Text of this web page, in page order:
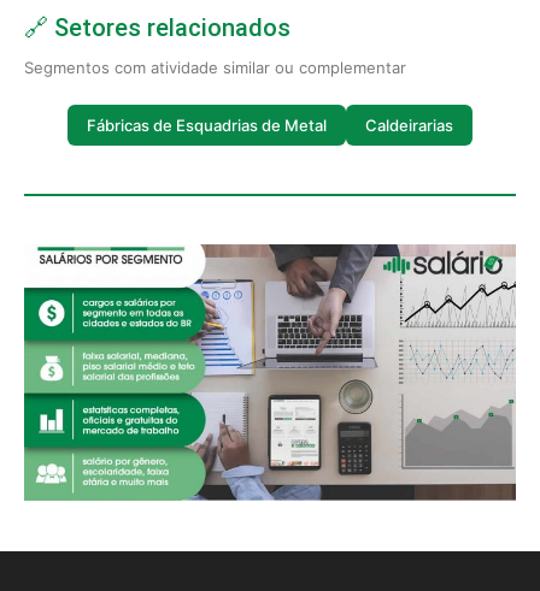
🔗 Setores relacionados
Segmentos com atividade similar ou complementar
Fábricas de Esquadrias de Metal Caldeirarias